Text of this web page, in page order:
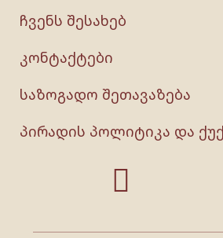
ჩვენს შესახებ
კონტაქტები
საზოგადო შეთავაზება
პირადის პოლიტიკა და